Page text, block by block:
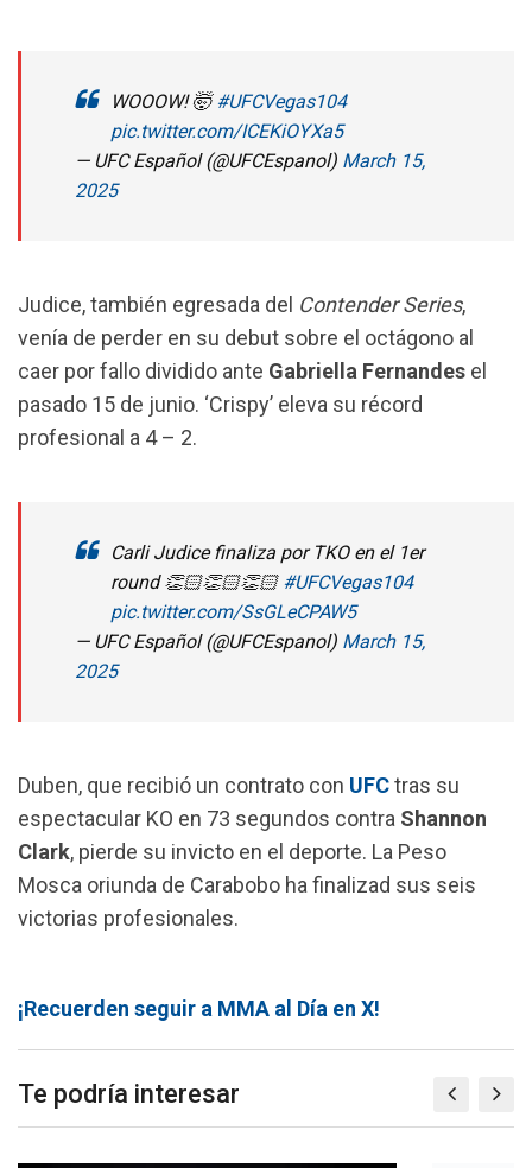
WOOOW! 🤯#UFCVegas104
pic.twitter.com/ICEKiOYXa5
— UFC Español (@UFCEspanol) March 15,
2025
Judice, también egresada del Contender Series,
venía de perder en su debut sobre el octágono al
caer por fallo dividido ante Gabriella Fernandes el
pasado 15 de junio. ‘Crispy’ eleva su récord
profesional a 4 – 2.
Carli Judice finaliza por TKO en el 1er
round 👏🏻👏🏻👏🏻 #UFCVegas104
pic.twitter.com/SsGLeCPAW5
— UFC Español (@UFCEspanol) March 15,
2025
Duben, que recibió un contrato con UFCtras su
espectacular KO en 73 segundos contra Shannon
Clark, pierde su invicto en el deporte. La Peso
Mosca oriunda de Carabobo ha finalizad sus seis
victorias profesionales.
¡Recuerden seguir a MMA al Día en X!
Te podría interesar